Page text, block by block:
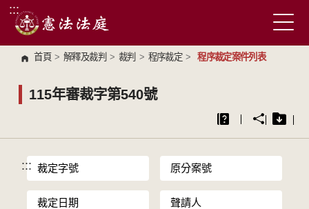
跳到主要內容區塊
:::
首頁 > 解釋及裁判 > 裁判 > 程序裁定 > 程序裁定案件列表
115年審裁字第540號
::: 裁定字號 原分案號
裁定日期 聲請人